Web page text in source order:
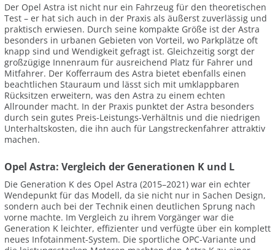
Der Opel Astra ist nicht nur ein Fahrzeug für den theoretischen
Test – er hat sich auch in der Praxis als äußerst zuverlässig und
praktisch erwiesen. Durch seine kompakte Größe ist der Astra
besonders in urbanen Gebieten von Vorteil, wo Parkplätze oft
knapp sind und Wendigkeit gefragt ist. Gleichzeitig sorgt der
großzügige Innenraum für ausreichend Platz für Fahrer und
Mitfahrer. Der Kofferraum des Astra bietet ebenfalls einen
beachtlichen Stauraum und lässt sich mit umklappbaren
Rücksitzen erweitern, was den Astra zu einem echten
Allrounder macht. In der Praxis punktet der Astra besonders
durch sein gutes Preis-Leistungs-Verhältnis und die niedrigen
Unterhaltskosten, die ihn auch für Langstreckenfahrer attraktiv
machen.
Opel Astra: Vergleich der Generationen K und L
Die Generation K des Opel Astra (2015–2021) war ein echter
Wendepunkt für das Modell, da sie nicht nur in Sachen Design,
sondern auch bei der Technik einen deutlichen Sprung nach
vorne machte. Im Vergleich zu ihrem Vorgänger war die
Generation K leichter, effizienter und verfügte über ein komplett
neues Infotainment-System. Die sportliche OPC-Variante und